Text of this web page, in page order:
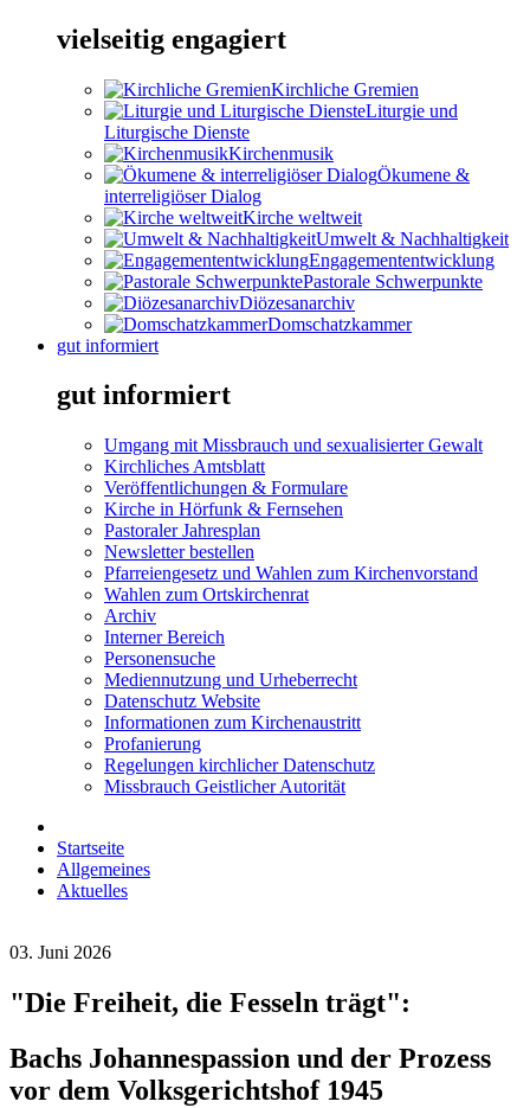
vielseitig engagiert
Kirchliche Gremien
Liturgie und
Liturgische Dienste
Kirchenmusik
Ökumene &
interreligiöser Dialog
Kirche weltweit
Umwelt & Nachhaltigkeit
Engagemententwicklung
Pastorale Schwerpunkte
Diözesanarchiv
Domschatzkammer
gut informiert
gut informiert
Umgang mit Missbrauch und sexualisierter Gewalt
Kirchliches Amtsblatt
Veröffentlichungen & Formulare
Kirche in Hörfunk & Fernsehen
Pastoraler Jahresplan
Newsletter bestellen
Pfarreiengesetz und Wahlen zum Kirchenvorstand
Wahlen zum Ortskirchenrat
Archiv
Interner Bereich
Personensuche
Mediennutzung und Urheberrecht
Datenschutz Website
Informationen zum Kirchenaustritt
Profanierung
Regelungen kirchlicher Datenschutz
Missbrauch Geistlicher Autorität
Startseite
Allgemeines
Aktuelles
03. Juni 2026
"Die Freiheit, die Fesseln trägt":
Bachs Johannespassion und der Prozess
vor dem Volksgerichtshof 1945